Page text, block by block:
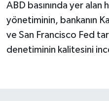
ABD basınında yer
yönetiminin, bankanın
ve San Francisco Fed
denetiminin kalitesini